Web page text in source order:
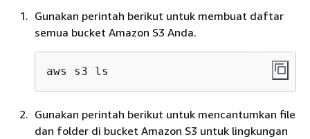
Gunakan perintah berikut untuk membuat daftar
semua bucket Amazon S3 Anda.
aws s3 ls
Gunakan perintah berikut untuk mencantumkan file
dan folder di bucket Amazon S3 untuk lingkungan